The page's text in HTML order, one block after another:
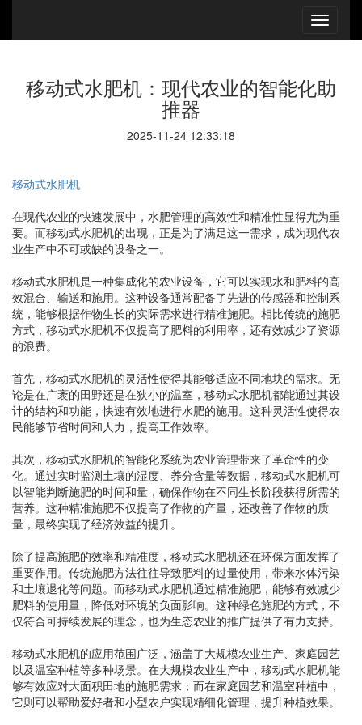
移动式水肥机：现代农业的智能化助
推器
2025-11-24 12:33:18
移动式水肥机
在现代农业的快速发展中，水肥管理的高效性和精准性显得尤为重
要。而移动式水肥机的出现，正是为了满足这一需求，成为现代农
业生产中不可或缺的设备之一。
移动式水肥机是一种集成化的农业设备，它可以实现水和肥料的高
效混合、输送和施用。这种设备通常配备了先进的传感器和控制系
统，能够根据作物生长的实际需求进行精准施肥。相比传统的施肥
方式，移动式水肥机不仅提高了肥料的利用率，还有效减少了资源
的浪费。
首先，移动式水肥机的灵活性使得其能够适应不同地块的需求。无
论是在广袤的田野还是在狭小的温室，移动式水肥机都能通过其设
计的结构和功能，快速有效地进行水肥的施用。这种灵活性使得农
民能够节省时间和人力，提高工作效率。
其次，移动式水肥机的智能化系统为农业管理带来了革命性的变
化。通过实时监测土壤的湿度、养分含量等数据，移动式水肥机可
以智能判断施肥的时间和量，确保作物在不同生长阶段获得所需的
营养。这种精准施肥不仅提高了作物的产量，还改善了作物的质
量，最终实现了经济效益的提升。
除了提高施肥的效率和精准度，移动式水肥机还在环保方面发挥了
重要作用。传统施肥方法往往导致肥料的过量使用，带来水体污染
和土壤退化等问题。而移动式水肥机通过精准施肥，能够有效减少
肥料的使用量，降低对环境的负面影响。这种绿色施肥的方式，不
仅符合可持续发展的理念，也为生态农业的推广提供了有力支持。
移动式水肥机的应用范围广泛，涵盖了大规模农业生产、家庭园艺
以及温室种植等多种场景。在大规模农业生产中，移动式水肥机能
够有效应对大面积田地的施肥需求；而在家庭园艺和温室种植中，
它则可以帮助爱好者和小型农户实现精细化管理，提升种植效果。